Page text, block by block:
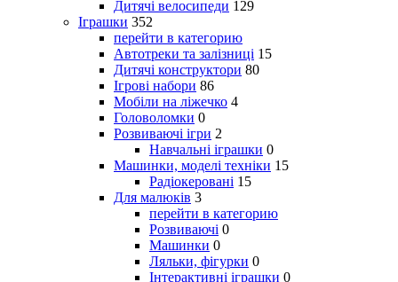
Дитячі велосипеди 129
Іграшки 352
перейти в категорию
Автотреки та залізниці 15
Дитячі конструктори 80
Ігрові набори 86
Мобіли на ліжечко 4
Головоломки 0
Розвиваючі ігри 2
Навчальні іграшки 0
Машинки, моделі техніки 15
Радіокеровані 15
Для малюків 3
перейти в категорию
Розвиваючі 0
Машинки 0
Ляльки, фігурки 0
Інтерактивні іграшки 0